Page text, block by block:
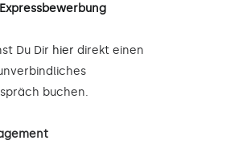
Du Dir hier direkt einen
buchen.